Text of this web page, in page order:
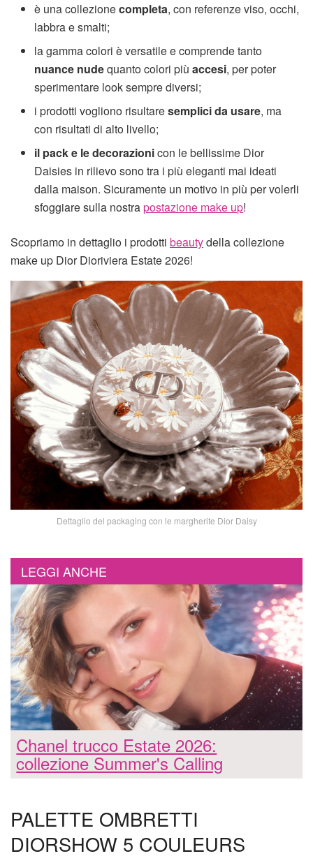
è una collezionecompleta, con referenze viso, occhi,
labbra e smalti;
la gamma colori è versatile e comprende tanto
nuance nudequanto colori piùaccesi, per poter
sperimentare look sempre diversi;
i prodotti vogliono risultaresemplici da usare, ma
con risultati di alto livello;
il pack e le decorazionicon le bellissime Dior
Daisies in rilievo sono tra i più eleganti mai ideati
dalla maison. Sicuramente un motivo in più per volerli
sfoggiare sulla nostrapostazione make up!
Scopriamo in dettaglio i prodotti beautydella collezione
make up Dior Dioriviera Estate 2026!
Dettaglio del packaging con le margherite Dior Daisy
LEGGI ANCHE
Chanel trucco Estate 2026:
collezione Summer's Calling
PALETTE OMBRETTI
DIORSHOW 5 COULEURS